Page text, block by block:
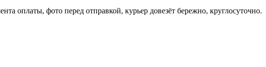
оплаты, фото перед отправкой, курьер довезёт бережно, круглосуточно.